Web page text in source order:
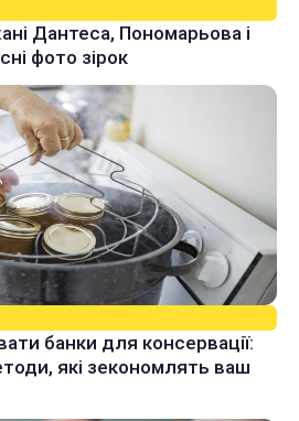
Дантеса, Пономарьова і
фото зірок
банки для консервації:
які зекономлять ваш